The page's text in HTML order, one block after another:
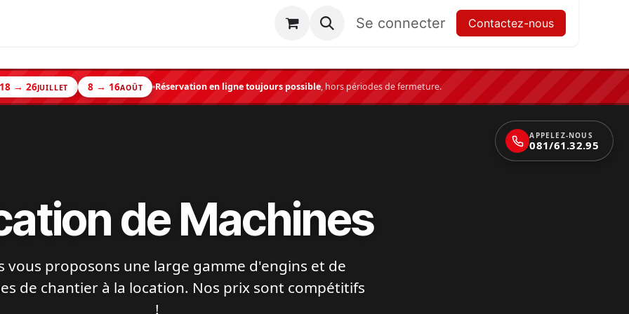
Se connecter Contactez-nous
18 → 26JUILLET 8 → 16AOÛT Réservation en ligne toujours possible, hors périodes de fermeture.
de Machines
vous proposons une large gamme d'engins et de
de chantier à la location. Nos prix sont compétitifs
!
APPELEZ-NOUS
081/61.32.95